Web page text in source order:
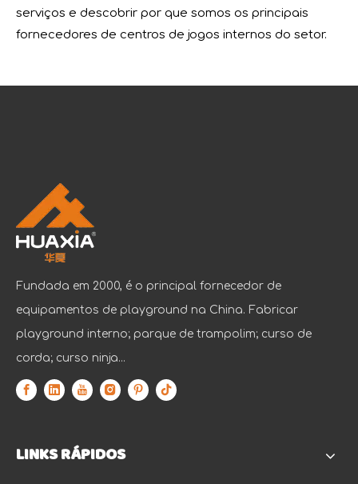
serviços e descobrir por que somos os principais
fornecedores de centros de jogos internos do setor.
Fundada em 2000, é o principal fornecedor de
equipamentos de playground na China. Fabricar
playground interno; parque de trampolim; curso de
corda; curso ninja...
LINKS RÁPIDOS